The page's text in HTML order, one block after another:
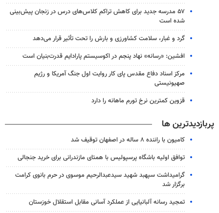
۵۷ مدرسه جدید برای کاهش تراکم کلاس‌های درس در زنجان پیش‌بینی
شده است
گرد و غبار، سلامت کشاورزی و بارش را تحت تأثیر قرار می‌دهد
افشین: «رسانه» نهاد پنجم در اکوسیستم پارادایم قدرت‌بنیان است
مرکز اسناد دفاع مقدس پای کار روایت اول جنگ آمریکا و رژیم
صهیونیستی
قزوین کمترین نرخ تورم ماهانه را دارد
پربازدیدترین ها
کامیون با راننده ۸ ساله در اصفهان توقیف شد
توافق اولیه باشگاه پرسپولیس با همتای مازندرانی برای خرید جنجالی
گرامیداشت سپهبد شهید سیدعبدالرحیم موسوی در حرم بانوی کرامت
برگزار شد
تمجید رسانه آلبانیایی از عملکرد آسانی مقابل استقلال خوزستان